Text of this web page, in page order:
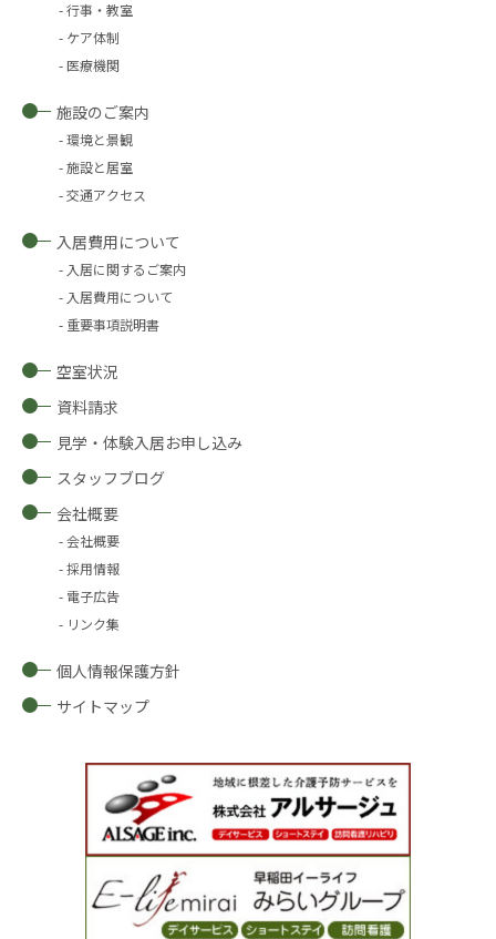
行事・教室
ケア体制
医療機関
施設のご案内
環境と景観
施設と居室
交通アクセス
入居費用について
入居に関するご案内
入居費用について
重要事項説明書
空室状況
資料請求
見学・体験入居お申し込み
スタッフブログ
会社概要
会社概要
採用情報
電子広告
リンク集
個人情報保護方針
サイトマップ